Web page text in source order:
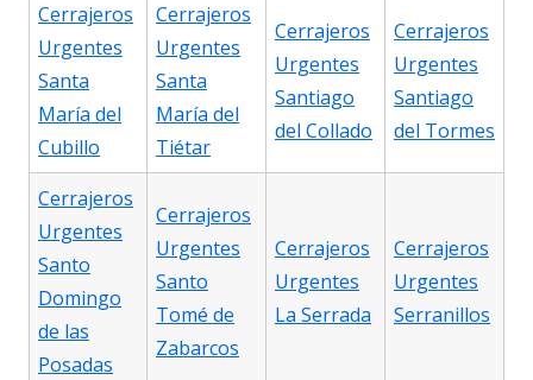
Cerrajeros
Urgentes
Santa
María del
Cubillo
Cerrajeros
Urgentes
Santa
María del
Tiétar
Cerrajeros
Urgentes
Santiago
del Collado
Cerrajeros
Urgentes
Santiago
del Tormes
Cerrajeros
Urgentes
Santo
Domingo
de las
Posadas
Cerrajeros
Urgentes
Santo
Tomé de
Zabarcos
Cerrajeros
Urgentes
La Serrada
Cerrajeros
Urgentes
Serranillos